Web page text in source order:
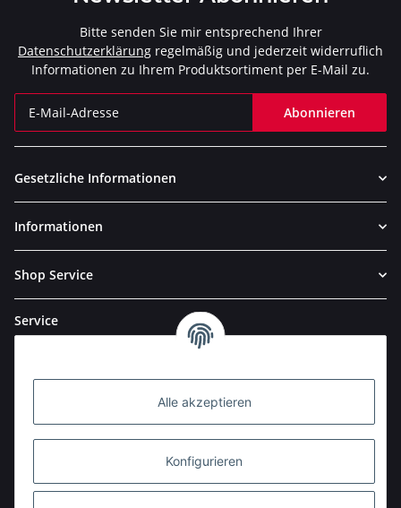
Alle akzeptieren
Konfigurieren
Bitte senden Sie mir entsprechend Ihrer
Datenschutzerklärung regelmäßig und jederzeit widerruflich
Informationen zu Ihrem Produktsortiment per E-Mail zu.
Abonnieren
Gesetzliche Informationen
Informationen
Shop Service
Service